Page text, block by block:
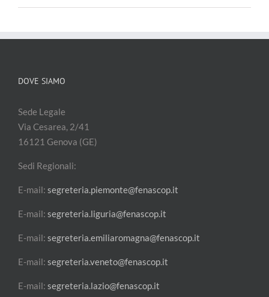
DOVE SIAMO
Sede Legale
Via Cesarea, 2/41
16121 Genova (GE)
Sedi Regionali:
E-mail: segreteria.piemonte@fenascop.it
E-mail: segreteria.liguria@fenascop.it
E-mail: segreteria.emiliaromagna@fenascop.it
E-mail: segreteria.veneto@fenascop.it
E-mail: segreteria.lazio@fenascop.it